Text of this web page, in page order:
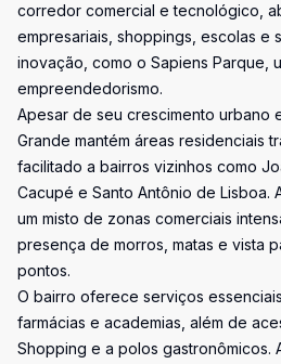
corredor comercial e tecnológico,
empresariais, shoppings, escolas e
inovação, como o Sapiens Parque,
empreendedorismo.
Apesar de seu crescimento urbano
Grande mantém áreas residenciais
facilitado a bairros vizinhos como
Cacupé e Santo Antônio de Lisboa.
um misto de zonas comerciais
presença de morros, matas e vista
pontos.
O bairro oferece serviços
farmácias e academias, além de
Shopping e a polos gastronômicos.